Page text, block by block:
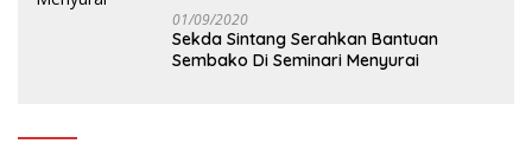
01/09/2020
Sekda Sintang Serahkan Bantuan
Sembako Di Seminari Menyurai